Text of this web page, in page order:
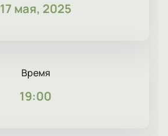
17 мая, 2025
Время
19:00